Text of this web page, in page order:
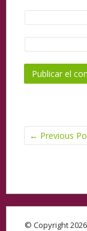
← Previous
© Copyright